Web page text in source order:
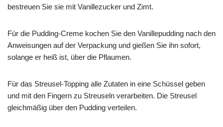
bestreuen Sie sie mit Vanillezucker und Zimt.
Für die Pudding-Creme kochen Sie den Vanillepudding nach den
Anweisungen auf der Verpackung und gießen Sie ihn sofort,
solange er heiß ist, über die Pflaumen.
Für das Streusel-Topping alle Zutaten in eine Schüssel geben
und mit den Fingern zu Streuseln verarbeiten. Die Streusel
gleichmäßig über den Pudding verteilen.